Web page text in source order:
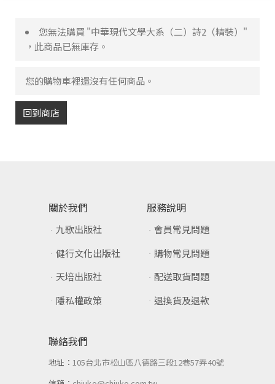
您無法購買 "中華現代文學大系（二）詩2（精裝）"
，此商品已無庫存。
您的購物車裡還沒有任何商品。
回到商店
關於我們
九歌出版社
健行文化出版社
天培出版社
隱私權政策
服務說明
會員常見問題
購物常見問題
配送取貨問題
退換貨及退款
聯絡我們
地址：105台北市松山區八德路三段12巷57弄40號